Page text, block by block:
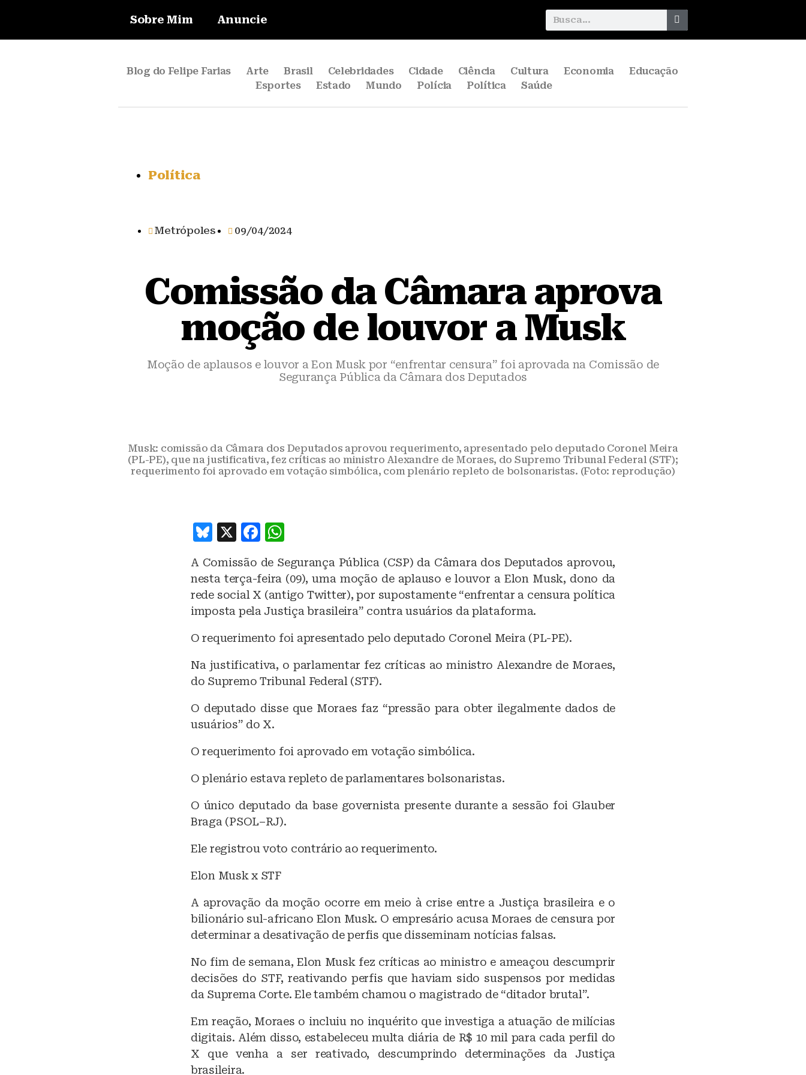
Sobre Mim Anuncie
Blog do Felipe Farias Arte Brasil Celebridades Cidade Ciência Cultura Economia
Educação
Esportes
Estado Mundo Polícia Política Saúde
Política
Metrópoles 09/04/2024
Comissão da Câmara aprova
moção de louvor a Musk
Moção de aplausos e louvor a Eon Musk por “enfrentar censura” foi aprovada na Comissão de
Segurança Pública da Câmara dos Deputados
Musk: comissão da Câmara dos Deputados aprovou requerimento, apresentado pelo deputado Coronel Meira
(PL-PE), que na justificativa, fez críticas ao ministro Alexandre de Moraes, do Supremo Tribunal Federal (STF);
requerimento foi aprovado em votação simbólica, com plenário repleto de bolsonaristas. (Foto: reprodução)
B
e
s
k
X
F
c
e
b
o
o
k
at
s
A
p
p
A Comissão de Segurança Pública (CSP) da Câmara dos Deputados aprovou,
nesta terça-feira (09), uma moção de aplauso e louvor a Elon Musk, dono da
rede social X (antigo Twitter), por supostamente “enfrentar a censura política
imposta pela Justiça brasileira” contra usuários da plataforma.
O requerimento foi apresentado pelo deputado Coronel Meira (PL-PE).
Na justificativa, o parlamentar fez críticas ao ministro Alexandre de Moraes,
do Supremo Tribunal Federal (STF).
O deputado disse que Moraes faz “pressão para obter ilegalmente dados de
usuários” do X.
O requerimento foi aprovado em votação simbólica.
O plenário estava repleto de parlamentares bolsonaristas.
O único deputado da base governista presente durante a sessão foi Glauber
Braga (PSOL–RJ).
Ele registrou voto contrário ao requerimento.
Elon Musk x STF
A aprovação da moção ocorre em meio à crise entre a Justiça brasileira e o
bilionário sul-africano Elon Musk. O empresário acusa Moraes de censura por
determinar a desativação de perfis que disseminam notícias falsas.
No fim de semana, Elon Musk fez críticas ao ministro e ameaçou descumprir
decisões do STF, reativando perfis que haviam sido suspensos por medidas
da Suprema Corte. Ele também chamou o magistrado de “ditador brutal”.
Em reação, Moraes o incluiu no inquérito que investiga a atuação de milícias
digitais. Além disso, estabeleceu multa diária de R$ 10 mil para cada perfil do
X que venha a ser reativado, descumprindo determinações da Justiça
brasileira.